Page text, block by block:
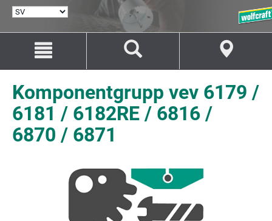
innehåll
navigation
Komponentgrupp vev 6179 /
6181 / 6182RE / 6816 /
6870 / 6871